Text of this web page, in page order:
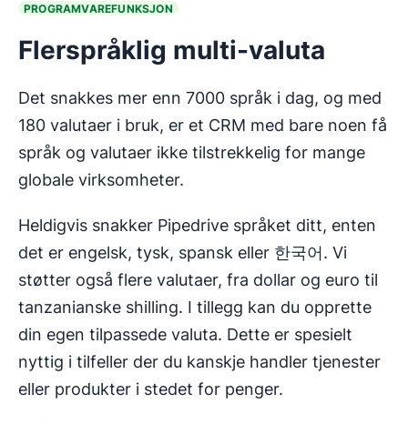
PROGRAMVAREFUNKSJON
Flerspråklig multi-valuta
Det snakkes mer enn 7000 språk i dag, og med
180 valutaer i bruk, er et CRM med bare noen få
språk og valutaer ikke tilstrekkelig for mange
globale virksomheter.
Heldigvis snakker Pipedrive språket ditt, enten
det er engelsk, tysk, spansk eller 한국어. Vi
støtter også flere valutaer, fra dollar og euro til
tanzanianske shilling. I tillegg kan du opprette
din egen tilpassede valuta. Dette er spesielt
nyttig i tilfeller der du kanskje handler tjenester
eller produkter i stedet for penger.